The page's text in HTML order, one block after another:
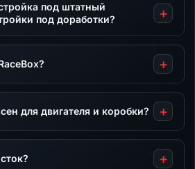
под штатный
под доработки?
для двигателя и коробки?